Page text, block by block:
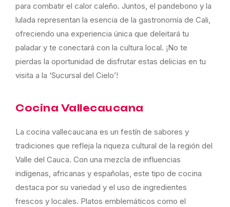
para combatir el calor caleño. Juntos, el pandebono y la
lulada representan la esencia de la gastronomía de Cali,
ofreciendo una experiencia única que deleitará tu
paladar y te conectará con la cultura local. ¡No te
pierdas la oportunidad de disfrutar estas delicias en tu
visita a la ‘Sucursal del Cielo’!
Cocina Vallecaucana
La cocina vallecaucana es un festín de sabores y
tradiciones que refleja la riqueza cultural de la región del
Valle del Cauca. Con una mezcla de influencias
indígenas, africanas y españolas, este tipo de cocina
destaca por su variedad y el uso de ingredientes
frescos y locales. Platos emblemáticos como el